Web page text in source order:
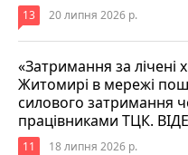
13 20 липня 2026 р.
«Затримання за лічені
Житомирі в мережі
силового затримання
працівниками ТЦК.
11 18 липня 2026 р.